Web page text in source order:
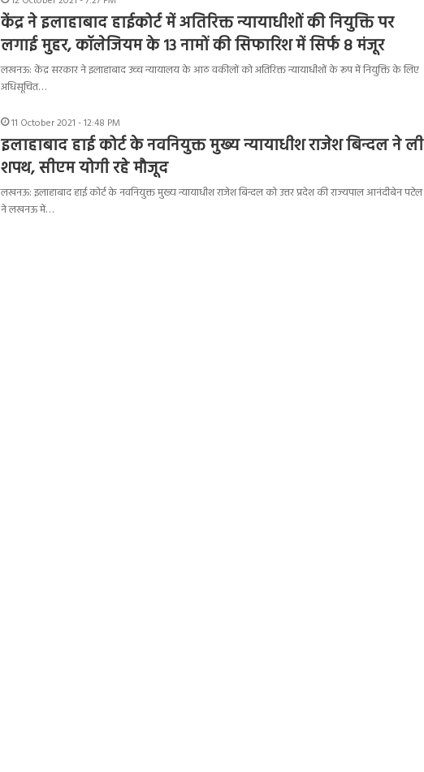
केंद्र ने इलाहाबाद हाईकोर्ट में अतिरिक्त न्यायाधीशों की नियुक्ति पर
लगाई मुहर, कॉलेजियम के 13 नामों की सिफारिश में सिर्फ 8 मंजूर
लखनऊ: केंद्र सरकार ने इलाहाबाद उच्च न्यायालय के आठ वकीलों को अतिरिक्त न्यायाधीशों के रूप में नियुक्ति के लिए
अधिसूचित…
11 October 2021 - 12:48 PM
इलाहाबाद हाई कोर्ट के नवनियुक्त मुख्य न्यायाधीश राजेश बिन्दल ने ली
शपथ, सीएम योगी रहे मौजूद
लखनऊ: इलाहाबाद हाई कोर्ट के नवनियुक्त मुख्य न्यायाधीश राजेश बिन्दल को उत्तर प्रदेश की राज्यपाल आनंदीबेन पटेल
ने लखनऊ में…